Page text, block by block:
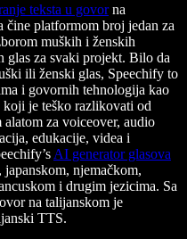
teksta u govorna
platformom broj jedan za
muških i ženskih
glas za svaki projekt. Bilo da
ili ženski glas, Speechify to
i govornih tehnologija kao
koji je teško razlikovati od
za voiceover, audio
edukacije, videa i
AI generator glasova
njemačkom,
i drugim jezicima. Sa
na talijanskom je
TTS.